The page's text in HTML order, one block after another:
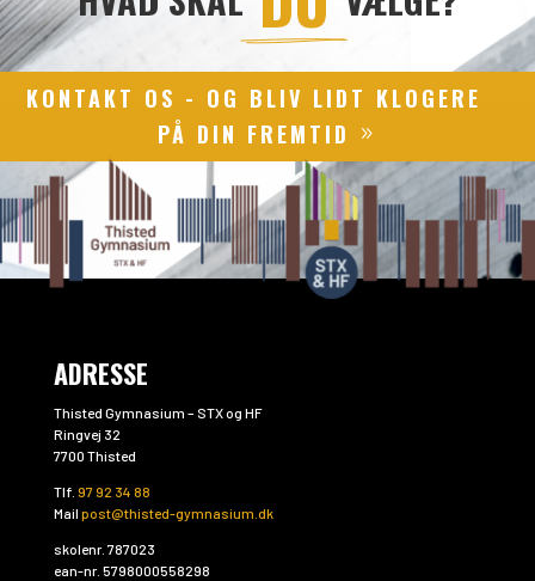
KONTAKT OS - OG BLIV LIDT KLOGERE
PÅ DIN FREMTID
ADRESSE
Thisted Gymnasium – STX og HF
Ringvej 32
7700 Thisted
Tlf. 97 92 34 88
Mail post@thisted-gymnasium.dk
skolenr. 787023
ean-nr. 5798000558298